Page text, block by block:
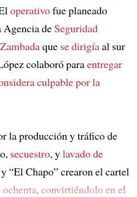
operativofue planeado
deSeguridad
que se dirigíaal sur
colaboró paraentregar
culpable porla
la producción y tráfico de
secuestro, ylavado de
“El Chapo” crearon el cartel
, convirtiéndolo en el